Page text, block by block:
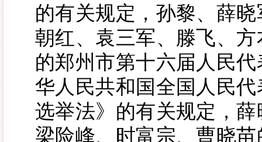
的有关规定，孙黎、薛
朝红、袁三军、滕飞、
的郑州市第十六届人民
华人民共和国全国人民
选举法》的有关规定，
梁险峰、时富宗、曹晓